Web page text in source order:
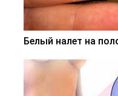
Белый налет на